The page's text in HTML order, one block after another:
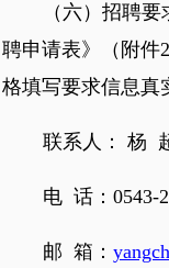
（六）招聘
聘申请表》（附件
格填写要求信息真
联系
电 话：0543-
邮 箱：